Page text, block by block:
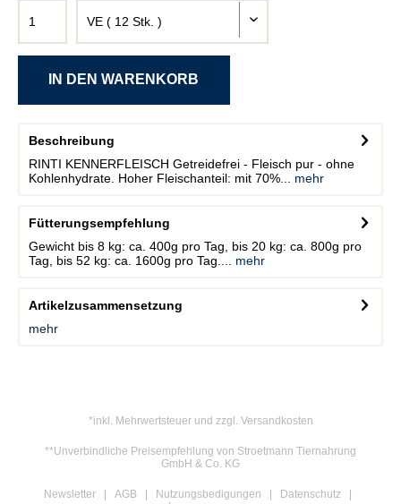
Beschreibung
RINTI KENNERFLEISCH Getreidefrei - Fleisch pur - ohne
Kohlenhydrate. Hoher Fleischanteil: mit 70%...
mehr
Fütterungsempfehlung
Gewicht bis 8 kg: ca. 400g pro Tag, bis 20 kg: ca. 800g pro
Tag, bis 52 kg: ca. 1600g pro Tag....
mehr
Artikelzusammensetzung
mehr
*inkl. Mehrwertsteuer und zzgl. Versandkosten
**Unverbindliche Preisempfehlung von Stroetmann Tiernahrung
GmbH & Co. KG
Newsletter AGB Nutzungsbedigungen
Datenschutz